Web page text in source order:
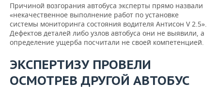
Причиной возгорания автобуса эксперты прямо назвали
«некачественное выполнение работ по установке
системы мониторинга состояния водителя Антисон V 2.5».
Дефектов деталей либо узлов автобуса они не выявили, а
определение ущерба посчитали не своей компетенцией.
ЭКСПЕРТИЗУ ПРОВЕЛИ
ОСМОТРЕВ ДРУГОЙ АВТОБУС